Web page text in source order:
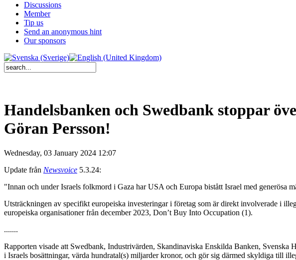
Discussions
Member
Tip us
Send an anonymous hint
Our sponsors
Handelsbanken och Swedbank stoppar
Göran Persson!
Wednesday, 03 January 2024 12:07
Update från Newsvoice 5.3.24:
"Innan och under Israels folkmord i Gaza har USA och Europa bistått Israel med generösa
Utsträckningen av specifikt europeiska investeringar i företag som är direkt involverade i
europeiska organisationer från december 2023, Don’t Buy Into Occupation (1).
.......
Rapporten visade att Swedbank, Industrivärden, Skandinaviska Enskilda Banken,
i Israels bosättningar, värda hundratal(s) miljarder kronor, och gör sig därmed skyldiga till